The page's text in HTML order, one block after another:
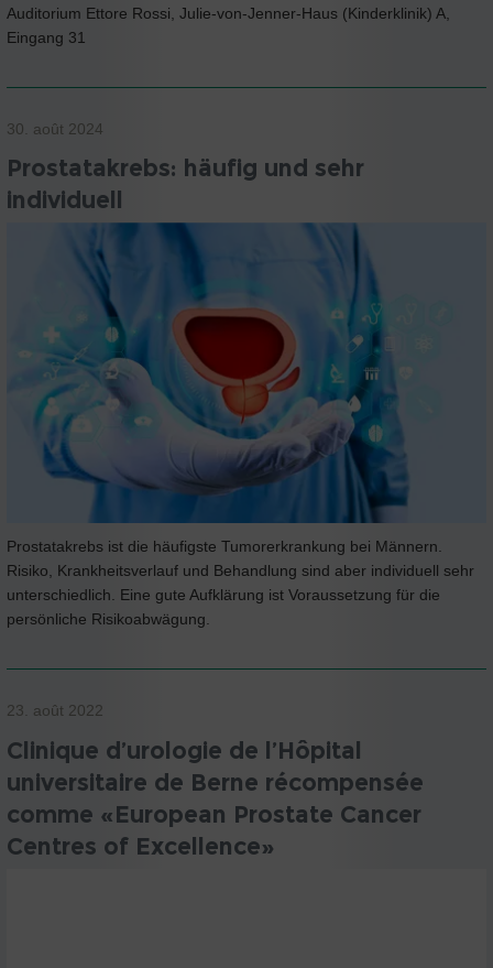
Auditorium Ettore Rossi, Julie-von-Jenner-Haus (Kinderklinik) A,
Eingang 31
30. août 2024
Prostatakrebs: häufig und sehr
individuell
Prostatakrebs ist die häufigste Tumorerkrankung bei Männern.
Risiko, Krankheitsverlauf und Behandlung sind aber individuell sehr
unterschiedlich. Eine gute Aufklärung ist Voraussetzung für die
persönliche Risikoabwägung.
23. août 2022
Clinique d’urologie de l’Hôpital
universitaire de Berne récompensée
comme «European Prostate Cancer
Centres of Excellence»